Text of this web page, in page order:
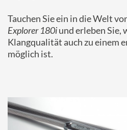
Tauchen Sie ein in die Welt
Explorer 180iund erleben Sie,
Klangqualität auch zu einem
möglich ist.